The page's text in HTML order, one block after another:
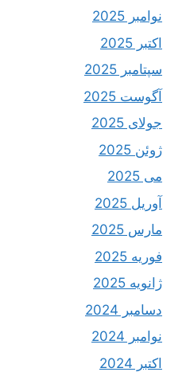
نوامبر 2025
اکتبر 2025
سپتامبر 2025
آگوست 2025
جولای 2025
ژوئن 2025
می 2025
آوریل 2025
مارس 2025
فوریه 2025
ژانویه 2025
دسامبر 2024
نوامبر 2024
اکتبر 2024